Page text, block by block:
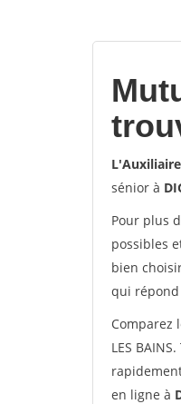
L'Auxiliaire
sénior à
Pour plus
possibles
bien
qui répond
Comparez
LES
en ligne à